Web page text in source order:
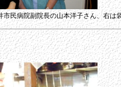
市民病院副院長の山本洋子さん、右は